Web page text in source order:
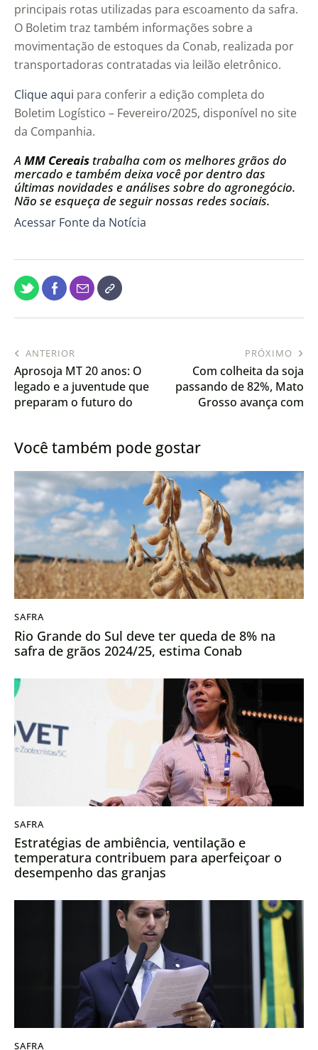
principais rotas utilizadas para escoamento da safra.
O Boletim traz também informações sobre a
movimentação de estoques da Conab, realizada por
transportadoras contratadas via leilão eletrônico.
Clique aqui para conferir a edição completa do
Boletim Logístico – Fevereiro/2025, disponível no site
da Companhia.
A MM Cereais trabalha com os melhores grãos do
mercado e também deixa você por dentro das
últimas novidades e análises sobre do agronegócio.
Não se esqueça de seguir nossas redes sociais.
Acessar Fonte da Notícia
ANTERIOR
Aprosoja MT 20 anos: O
legado e a juventude que
preparam o futuro do
PRÓXIMO
Com colheita da soja
passando de 82%, Mato
Grosso avança com
Você também pode gostar
SAFRA
Rio Grande do Sul deve ter queda de 8% na
safra de grãos 2024/25, estima Conab
SAFRA
Estratégias de ambiência, ventilação e
temperatura contribuem para aperfeiçoar o
desempenho das granjas
SAFRA